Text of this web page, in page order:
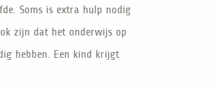
Soms is extra hulp nodig
zijn dat het onderwijs op
hebben. Een kind krijgt